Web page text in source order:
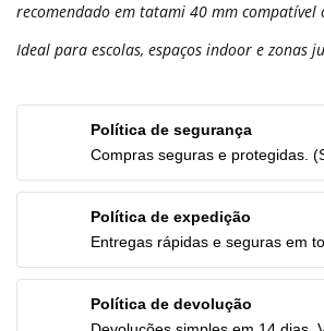
recomendado em tatami 40 mm compatível
Ideal para escolas, espaços indoor e zonas
Política de segurança
Compras seguras e protegidas.
Política de expedição
Entregas rápidas e seguras em
Política de devolução